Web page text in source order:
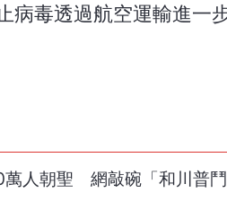
病毒透過航空運輸進一
萬人朝聖 網敲碗「和川普